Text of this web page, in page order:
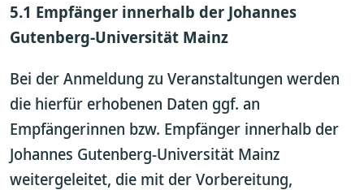
5.1 Empfänger innerhalb der Johannes
Gutenberg-Universität Mainz
Bei der Anmeldung zu Veranstaltungen werden
die hierfür erhobenen Daten ggf. an
Empfängerinnen bzw. Empfänger innerhalb der
Johannes Gutenberg-Universität Mainz
weitergeleitet, die mit der Vorbereitung,